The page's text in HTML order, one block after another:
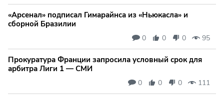
«Арсенал» подписал Гимарайнса из «Ньюкасла» и
сборной Бразилии
0 0 0 95
Прокуратура Франции запросила условный срок для
арбитра Лиги 1 — СМИ
0 0 0 111